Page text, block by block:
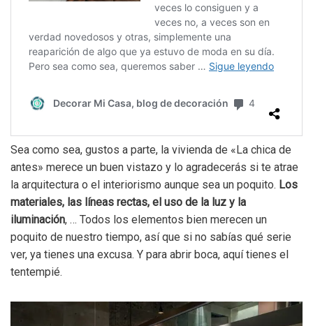
Sea como sea, gustos a parte, la vivienda de «La chica de
antes» merece un buen vistazo y lo agradecerás si te atrae
la arquitectura o el interiorismo aunque sea un poquito. Los
materiales, las líneas rectas, el uso de la luz y la
iluminación, … Todos los elementos bien merecen un
poquito de nuestro tiempo, así que si no sabías qué serie
ver, ya tienes una excusa. Y para abrir boca, aquí tienes el
tentempié.